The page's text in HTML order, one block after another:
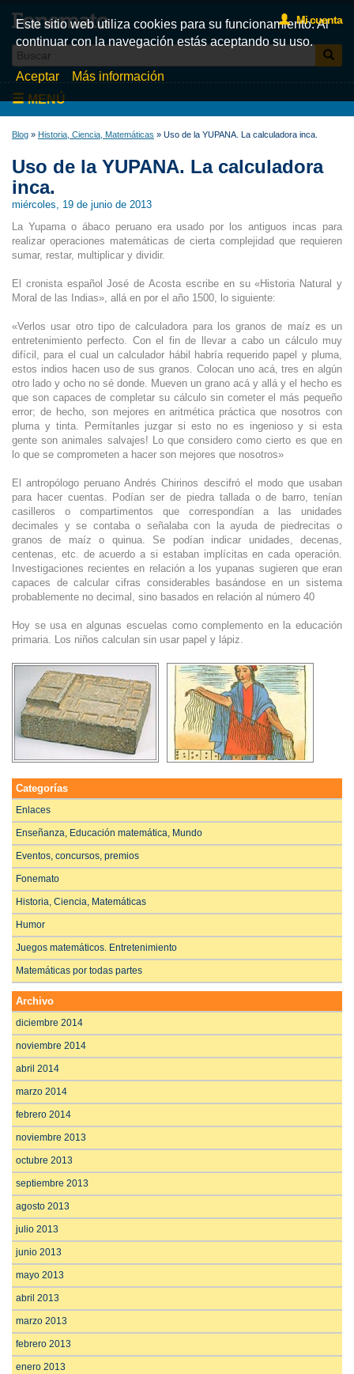
Mi cuenta
Inicio
Videos
Test
Fonemato
La tienda de libros de Fonemato
MENÚ
Blog » Historia, Ciencia, Matemáticas » Uso de la YUPANA. La calculadora inca.
Uso de la YUPANA. La calculadora
inca.
miércoles, 19 de junio de 2013
La Yupama o ábaco peruano era usado por los antiguos incas para
realizar operaciones matemáticas de cierta complejidad que requieren
sumar, restar, multiplicar y dividir.
El cronista español José de Acosta escribe en su «Historia Natural y
Moral de las Indias», allá en por el año 1500, lo siguiente:
«Verlos usar otro tipo de calculadora para los granos de maíz es un
entretenimiento perfecto. Con el fin de llevar a cabo un cálculo muy
difícil, para el cual un calculador hábil habría requerido papel y pluma,
estos indios hacen uso de sus granos. Colocan uno acá, tres en algún
otro lado y ocho no sé donde. Mueven un grano acá y allá y el hecho es
que son capaces de completar su cálculo sin cometer el más pequeño
error; de hecho, son mejores en aritmética práctica que nosotros con
pluma y tinta. Permítanles juzgar si esto no es ingenioso y si esta
gente son animales salvajes! Lo que considero como cierto es que en
lo que se comprometen a hacer son mejores que nosotros»
El antropólogo peruano Andrés Chirinos descifró el modo que usaban
para hacer cuentas. Podían ser de piedra tallada o de barro, tenían
casilleros o compartimentos que correspondían a las unidades
decimales y se contaba o señalaba con la ayuda de piedrecitas o
granos de maíz o quinua. Se podían indicar unidades, decenas,
centenas, etc. de acuerdo a si estaban implícitas en cada operación.
Investigaciones recientes en relación a los yupanas sugieren que eran
capaces de calcular cifras considerables basándose en un sistema
probablemente no decimal, sino basados en relación al número 40
Hoy se usa en algunas escuelas como complemento en la educación
primaria. Los niños calculan sin usar papel y lápiz.
Categorías
Enlaces
Enseñanza, Educación matemática, Mundo
Eventos, concursos, premios
Fonemato
Historia, Ciencia, Matemáticas
Humor
Juegos matemáticos. Entretenimiento
Matemáticas por todas partes
Archivo
diciembre 2014
noviembre 2014
abril 2014
marzo 2014
febrero 2014
noviembre 2013
octubre 2013
septiembre 2013
agosto 2013
julio 2013
junio 2013
mayo 2013
abril 2013
marzo 2013
febrero 2013
enero 2013
Este sitio web utiliza cookies para su funcionamiento. Al
continuar con la navegación estás aceptando su uso.
Aceptar Más información